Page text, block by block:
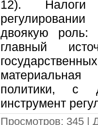
12). Налоги
двоякую
главный
политики, с
инструмент
Просмотров: 345 |